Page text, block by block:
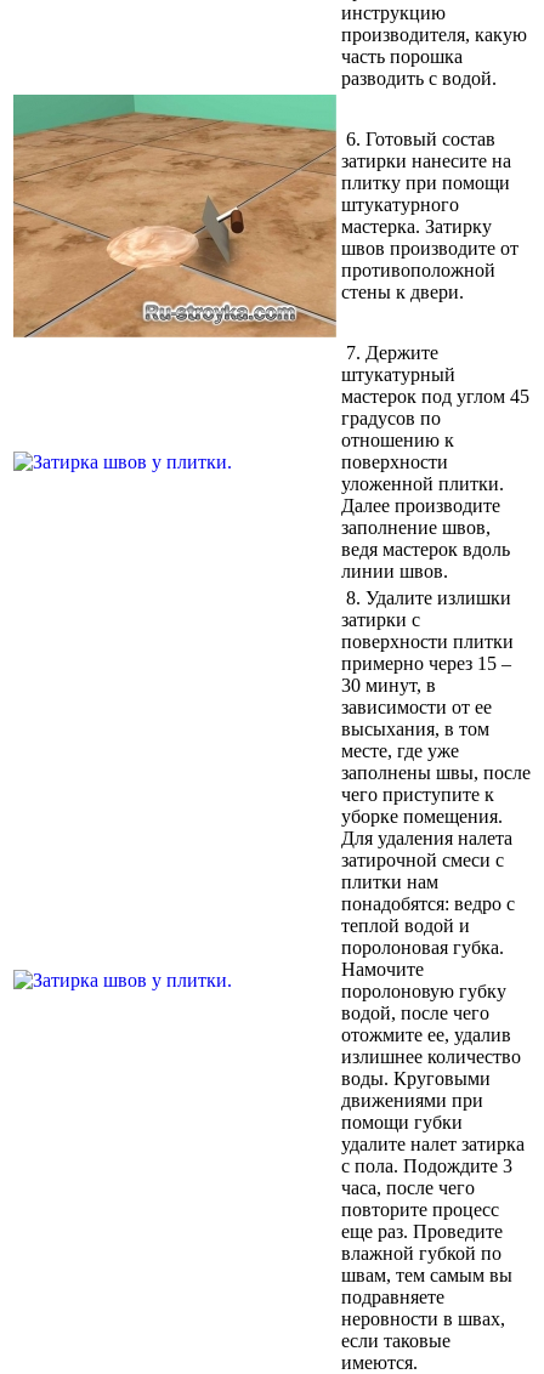
инструкцию
производителя, какую
часть порошка
разводить с водой.
6. Готовый состав
затирки нанесите на
плитку при помощи
штукатурного
мастерка. Затирку
швов производите от
противоположной
стены к двери.
7. Держите
штукатурный
мастерок под углом 45
градусов по
отношению к
поверхности
уложенной плитки.
Далее производите
заполнение швов,
ведя мастерок вдоль
линии швов.
8. Удалите излишки
затирки с
поверхности плитки
примерно через 15 –
30 минут, в
зависимости от ее
высыхания, в том
месте, где уже
заполнены швы, после
чего приступите к
уборке помещения.
Для удаления налета
затирочной смеси с
плитки нам
понадобятся: ведро с
теплой водой и
поролоновая губка.
Намочите
поролоновую губку
водой, после чего
отожмите ее, удалив
излишнее количество
воды. Круговыми
движениями при
помощи губки
удалите налет затирка
с пола. Подождите 3
часа, после чего
повторите процесс
еще раз. Проведите
влажной губкой по
швам, тем самым вы
подравняете
неровности в швах,
если таковые
имеются.